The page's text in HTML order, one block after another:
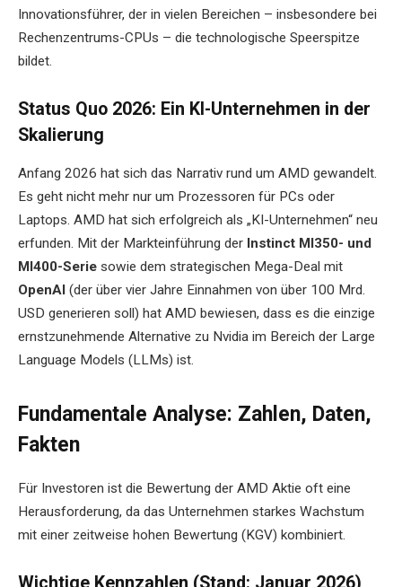
Innovationsführer, der in vielen Bereichen – insbesondere bei
Rechenzentrums-CPUs – die technologische Speerspitze
bildet.
Status Quo 2026: Ein KI-Unternehmen in der
Skalierung
Anfang 2026 hat sich das Narrativ rund um AMD gewandelt.
Es geht nicht mehr nur um Prozessoren für PCs oder
Laptops. AMD hat sich erfolgreich als „KI-Unternehmen“ neu
erfunden. Mit der Markteinführung der Instinct MI350- und
MI400-Serie sowie dem strategischen Mega-Deal mit
OpenAI (der über vier Jahre Einnahmen von über 100 Mrd.
USD generieren soll) hat AMD bewiesen, dass es die einzige
ernstzunehmende Alternative zu Nvidia im Bereich der Large
Language Models (LLMs) ist.
Fundamentale Analyse: Zahlen, Daten,
Fakten
Für Investoren ist die Bewertung der AMD Aktie oft eine
Herausforderung, da das Unternehmen starkes Wachstum
mit einer zeitweise hohen Bewertung (KGV) kombiniert.